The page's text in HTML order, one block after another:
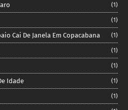
(1)
(1)
Cai De Janela Em Copacabana (1)
(1)
(1)
Idade (1)
(1)